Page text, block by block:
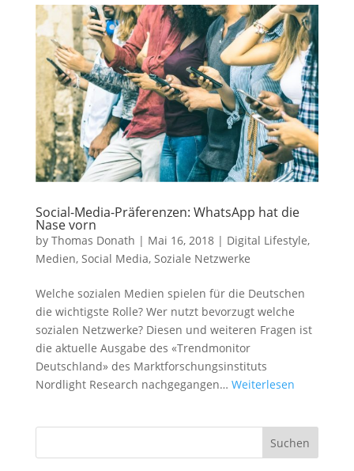
Social-Media-Präferenzen: WhatsApp hat die
Nase vorn
by Thomas Donath | Mai 16, 2018| Digital Lifestyle,
Medien, Social Media, Soziale Netzwerke
Welche sozialen Medien spielen für die Deutschen
die wichtigste Rolle? Wer nutzt bevorzugt welche
sozialen Netzwerke? Diesen und weiteren Fragen ist
die aktuelle Ausgabe des «Trendmonitor
Deutschland» des Marktforschungsinstituts
Nordlight Research nachgegangen… Weiterlesen